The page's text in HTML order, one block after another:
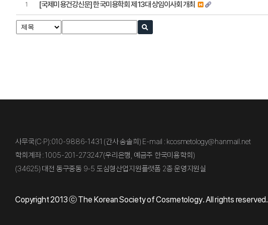
1 [국제미용건강신문] 한국미용학회 제 13대 상임이사회 개최
사무국(C·P):010-9886-1431 (간사 송솔희) E-mail : kcosmetology@hanmail.net
학회계좌 : 1005-201-273247(우리은행, 예금주 한국미용학회)
(34625) 대전 동구중동 9-5 도심형산업지원플랫폼 2층 운영지원실
Copyright 2013 ⓒ The Korean Society of Cosmetology. All rights reserved.